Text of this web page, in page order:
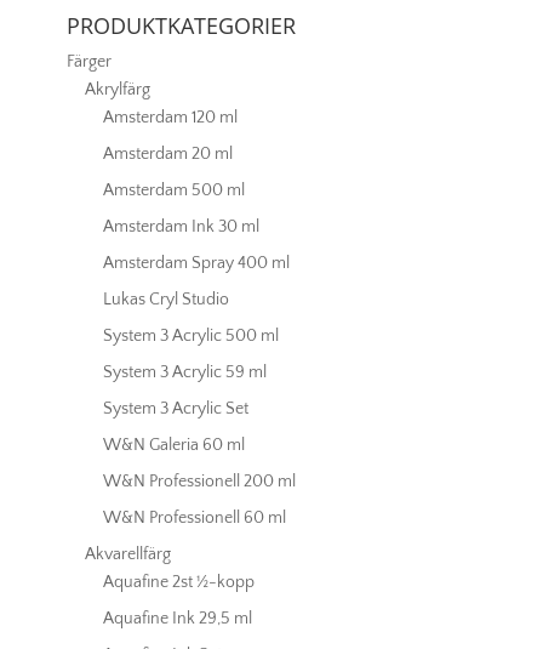
PRODUKTKATEGORIER
Färger
Akrylfärg
Amsterdam 120 ml
Amsterdam 20 ml
Amsterdam 500 ml
Amsterdam Ink 30 ml
Amsterdam Spray 400 ml
Lukas Cryl Studio
System 3 Acrylic 500 ml
System 3 Acrylic 59 ml
System 3 Acrylic Set
W&N Galeria 60 ml
W&N Professionell 200 ml
W&N Professionell 60 ml
Akvarellfärg
Aquafine 2st ½-kopp
Aquafine Ink 29,5 ml